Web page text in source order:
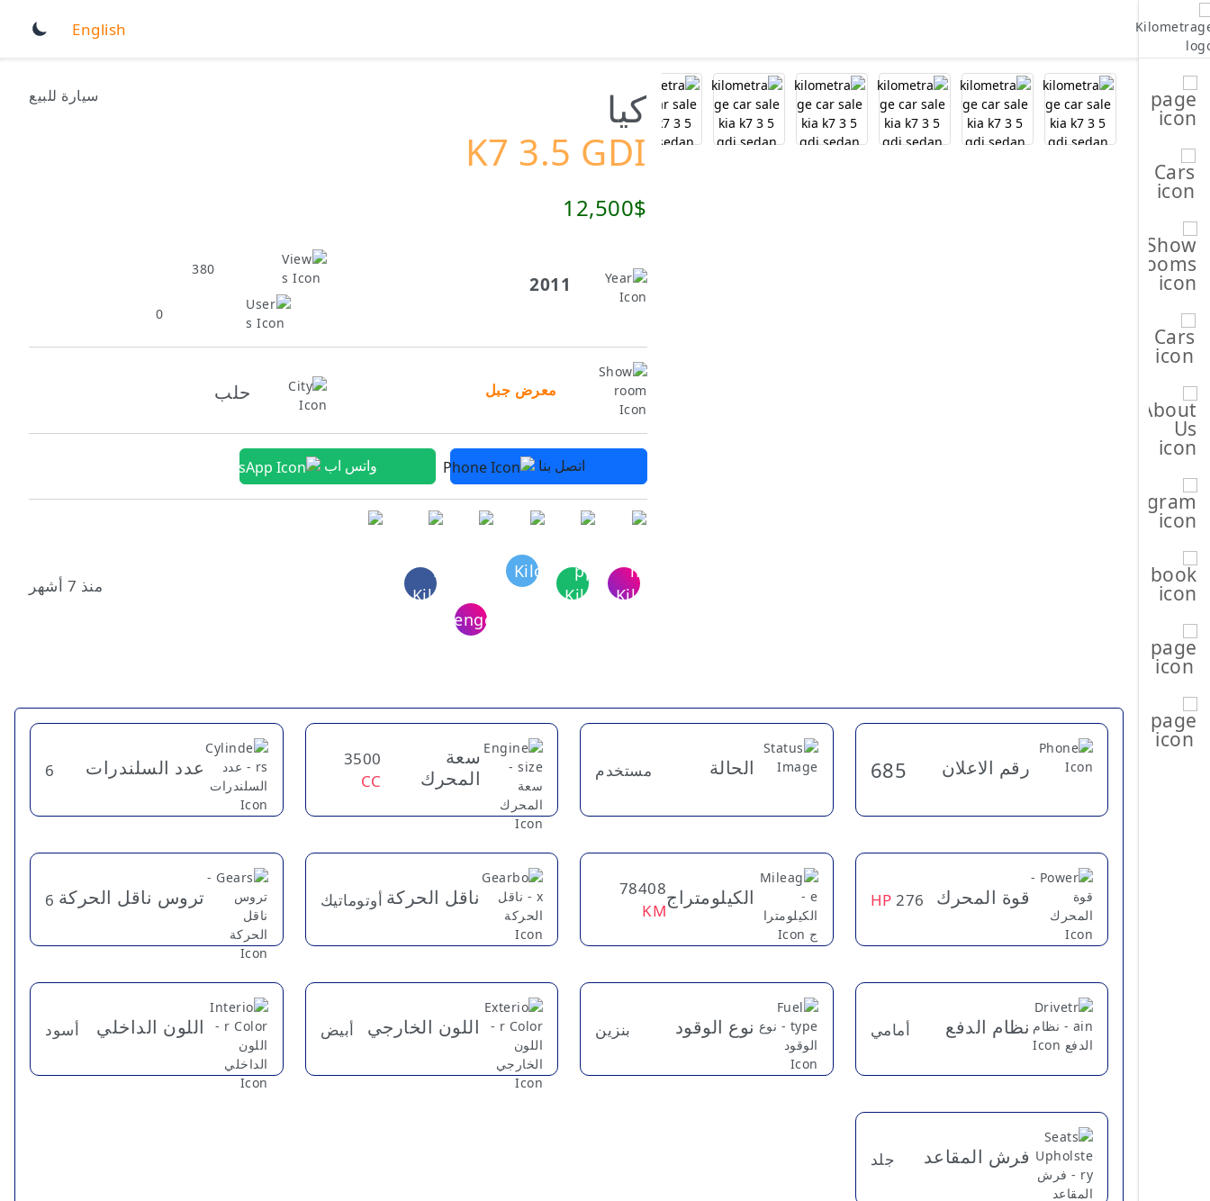
English
كيا سيارة للبيع
K7 3.5 GDI
12,500$
2011
380
0
معرض جبل حلب
اتصل بنا واتس اب
منذ 7 أشهر
رقم الاعلان 685 الحالة مستخدم
سعة
المحرك
3500
CC
عدد السلندرات 6
قوة المحرك 276
HP الكيلومتراج78408
KM
ناقل الحركة أوتوماتيك تروس ناقل الحركة 6
نظام الدفع أمامي نوع الوقود بنزين اللون الخارجي أبيض اللون الداخلي أسود
فرش المقاعد جلد